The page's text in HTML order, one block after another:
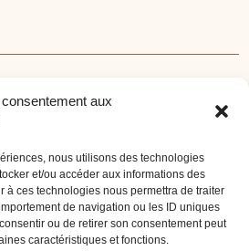
aux
nous utilisons des technologies
et/ou accéder aux informations des
à ces technologies nous permettra de traiter
de navigation ou les ID uniques
ou de retirer son consentement peut
caractéristiques et fonctions.
dans la recherche de lieux
1lieu1salle recherche
votre lieu de séminaire idéal :
hôtel, lieu atypique et dans
souhaitez, en ville, au vert, au